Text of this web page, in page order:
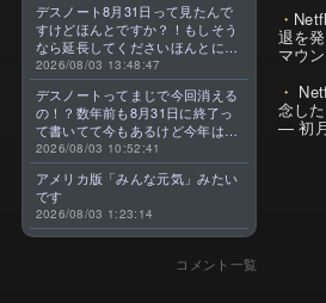
デスノート8月31日って見たんで
すけどほんとですか？！もしそう
なら延長してくださいほんとに大
好きなんです😭
2026/08/03 13:48:47
デスノートってまじで今回消える
の！？数年前も8月31日に終了っ
て書いてて今もあるけど今年はま
じのやつ！？よくわからん！！で
きればなくならないでほしい！平
成アニメを振り返らせてくれっ
っ！！！！！！！
2026/08/03 10:52:41
アメリカ版「みんな元気」みたい
です
2026/08/03 1:23:14
コメント一覧
退を
マウ
念し
— 初